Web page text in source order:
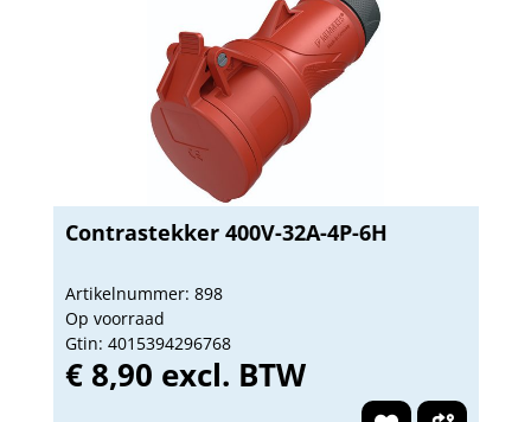
Contrastekker 400V-32A-4P-6H
Artikelnummer: 898
Op voorraad
Gtin: 4015394296768
€ 8,90 excl. BTW